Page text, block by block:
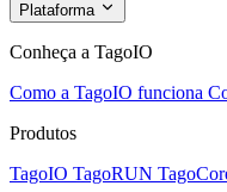
Plataforma
Conheça a TagoIO
Como a TagoIO funciona
Produtos
TagoIO TagoRUN